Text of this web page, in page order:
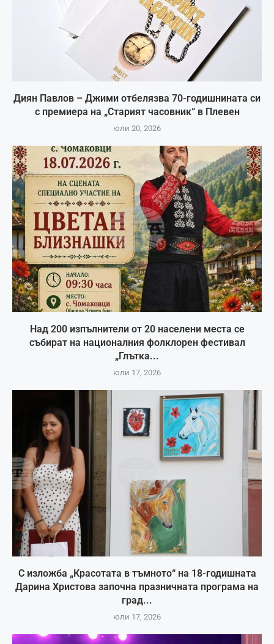
Диян Павлов – Джими отбелязва 70-годишнината си
с премиера на „Старият часовник“ в Плевен
юли 20, 2026
Над 200 изпълнители от 20 населени места се
събират на националния фолклорен фестивал
„Глътка...
юли 17, 2026
С изложба „Красотата в тъмното“ на 18-годишната
Дарина Христова започна празничната програма на
град...
юли 17, 2026